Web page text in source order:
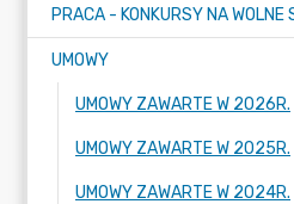
UMOWY
UMOWY ZAWARTE W 2026R.
UMOWY ZAWARTE W 2025R.
UMOWY ZAWARTE W 2024R.